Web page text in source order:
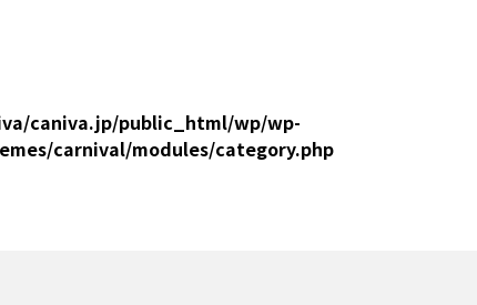
caniva.jp/public_html/wp/wp-
carnival/modules/category.php